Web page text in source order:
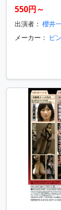
550円～
出演者： 櫻井
メーカー： ピ